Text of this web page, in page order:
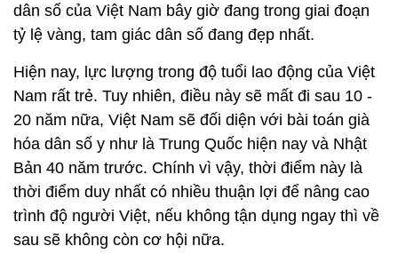
dân số của Việt Nam bây giờ đang trong giai đoạn
tỷ lệ vàng, tam giác dân số đang đẹp nhất.
Hiện nay, lực lượng trong độ tuổi lao động của Việt
Nam rất trẻ. Tuy nhiên, điều này sẽ mất đi sau 10 -
20 năm nữa, Việt Nam sẽ đối diện với bài toán già
hóa dân số y như là Trung Quốc hiện nay và Nhật
Bản 40 năm trước. Chính vì vậy, thời điểm này là
thời điểm duy nhất có nhiều thuận lợi để nâng cao
trình độ người Việt, nếu không tận dụng ngay thì về
sau sẽ không còn cơ hội nữa.